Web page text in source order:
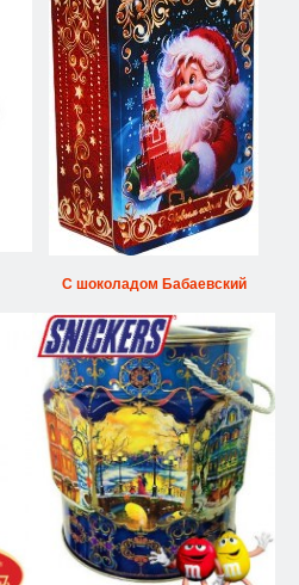
С шоколадом Бабаевский